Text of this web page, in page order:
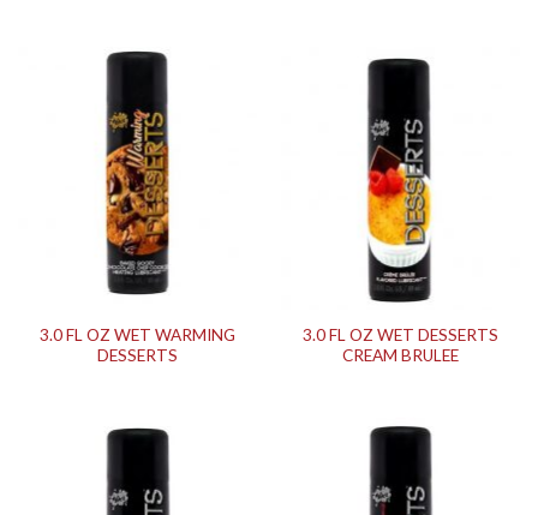
3.0 FL OZ WET WARMING
DESSERTS
3.0 FL OZ WET DESSERTS
CREAM BRULEE